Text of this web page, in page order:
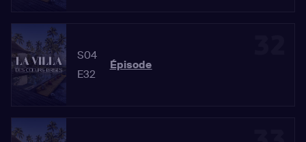
S04
E32
Épisode